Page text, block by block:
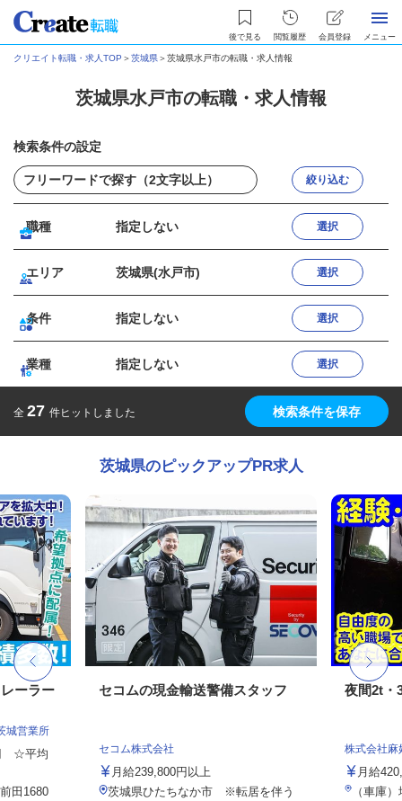
後で見る 閲覧履歴 会員登録 メニュー
クリエイト転職・求人TOP ＞茨城県＞茨城県水戸市の転職・求人情報
茨城県水戸市の転職・求人情報
検索条件の設定
絞り込む
職種 指定しない 選択
エリア 茨城県(水戸市) 選択
条件 指定しない 選択
業種 指定しない 選択
全 27 件ヒットしました 検索条件を保存
茨城県のピックアップPR求人
ーラー
城営業所
☆平均
田1680
セコムの現金輸送警備スタッフ
セコム株式会社
月給239,800円以上
茨城県ひたちなか市 ※転居を伴う
夜間2t・
株式会社麻
月給
（車庫）